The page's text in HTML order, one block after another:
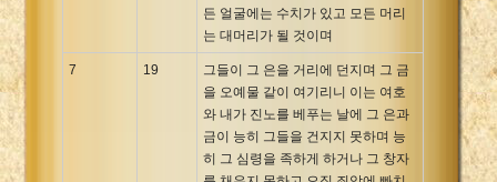
든 얼굴에는 수치가 있고 모든 머리
는 대머리가 될 것이며
7 19
그들이 그 은을 거리에 던지며 그 금
을 오예물 같이 여기리니 이는 여호
와 내가 진노를 베푸는 날에 그 은과
금이 능히 그들을 건지지 못하며 능
히 그 심령을 족하게 하거나 그 창자